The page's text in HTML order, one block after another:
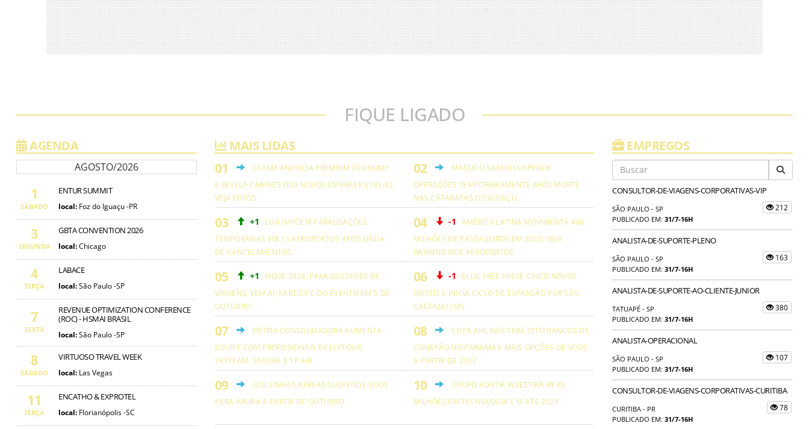
FIQUE LIGADO
AGENDA
AGOSTO/2026
1
SÁBADO
ENTUR SUMMIT
local: Foz do Iguaçu -PR
3
SEGUNDA
GBTA CONVENTION 2026
local:Chicago
4
TERÇA
LABACE
local:São Paulo -SP
7
SEXTA
REVENUE OPTIMIZATION CONFERENCE
(ROC) - HSMAI BRASIL
local:São Paulo -SP
8
SÁBADO
VIRTUOSO TRAVEL WEEK
local: Las Vegas
11
TERÇA
ENCATHO & EXPROTEL
local: Florianópolis -SC
MAIS LIDAS
LATAM ANUNCIA PREMIUM ECONOMY
E REVELA CABINES DOS NOVOS EMBRAER E195-E2;
VEJA FOTOS
MACUCO SAFARI SUSPENDE
OPERAÇÕES TEMPORARIAMENTE APÓS MORTE
NAS CATARATAS DO IGUAÇU
+1
EUA IMPÕEM PARALISAÇÕES
TEMPORÁRIAS EM 13 AEROPORTOS APÓS ONDA
DE CANCELAMENTOS
-1
AMÉRICA LATINA MOVIMENTA 440
MILHÕES DE PASSAGEIROS EM 2025; VEJA
RANKING DOS AEROPORTOS
+1
MOVE 2026, PARA GESTORES DE
VIAGENS, VEM AÍ; PARTICIPE DO EVENTO EM 5 DE
OUTUBRO
-1
BLUE TREE PREVÊ CINCO NOVOS
HOTÉIS E INICIA CICLO DE EXPANSÃO POR SÃO
CAETANO (SP)
PÁTRIA CONSOLIDADORA AUMENTA
EQUIPE COM PROFISSIONAIS EX-FLYTOUR,
SKYTEAM, SAKURA E TP AIR
COPA AIRLINES TERÁ OITO BANCOS DE
CONEXÃO NO PANAMÁ E MAIS OPÇÕES DE VOOS
A PARTIR DE 2027
GOL LINHAS AÉREAS SUSPENDE VOOS
PARA ARUBA A PARTIR DE OUTUBRO
GRUPO KONTIK INVESTIRÁ R$ 85
MILHÕES EM TECNOLOGIA E IA ATÉ 2028
EMPREGOS
CONSULTOR-DE-VIAGENS-CORPORATIVAS-VIP
SÃO PAULO - SP
PUBLICADO EM: 31/7-16H
212
ANALISTA-DE-SUPORTE-PLENO
SÃO PAULO - SP
PUBLICADO EM: 31/7-16H
163
ANALISTA-DE-SUPORTE-AO-CLIENTE-JUNIOR
TATUAPÉ - SP
PUBLICADO EM: 31/7-16H
380
ANALISTA-OPERACIONAL
SÃO PAULO - SP
PUBLICADO EM: 31/7-16H
107
CONSULTOR-DE-VIAGENS-CORPORATIVAS-CURITIBA
CURITIBA - PR
PUBLICADO EM: 31/7-16H
78